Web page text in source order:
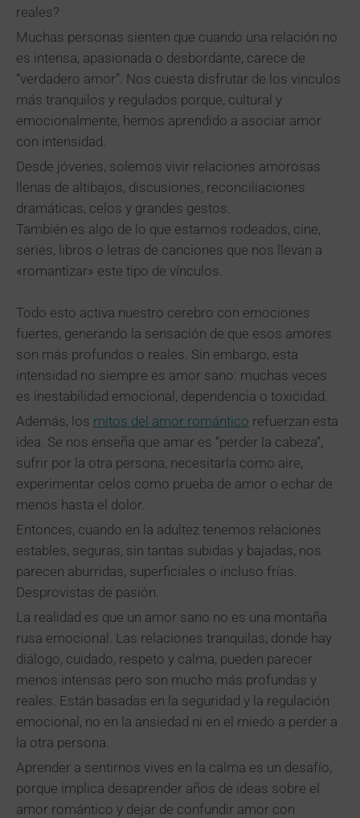
reales?
Muchas personas sienten que cuando una relación no
es intensa, apasionada o desbordante, carece de
“verdadero amor”. Nos cuesta disfrutar de los vínculos
más tranquilos y regulados porque, cultural y
emocionalmente, hemos aprendido a asociar amor
con intensidad.
Desde jóvenes, solemos vivir relaciones amorosas
llenas de altibajos, discusiones, reconciliaciones
dramáticas, celos y grandes gestos.
También es algo de lo que estamos rodeados, cine,
series, libros o letras de canciones que nos llevan a
«romantizar» este tipo de vínculos.
Todo esto activa nuestro cerebro con emociones
fuertes, generando la sensación de que esos amores
son más profundos o reales. Sin embargo, esta
intensidad no siempre es amor sano: muchas veces
es inestabilidad emocional, dependencia o toxicidad.
Además, los mitos del amor romántico refuerzan esta
idea. Se nos enseña que amar es “perder la cabeza”,
sufrir por la otra persona, necesitarla como aire,
experimentar celos como prueba de amor o echar de
menos hasta el dolor.
Entonces, cuando en la adultez tenemos relaciones
estables, seguras, sin tantas subidas y bajadas, nos
parecen aburridas, superficiales o incluso frías.
Desprovistas de pasión.
La realidad es que un amor sano no es una montaña
rusa emocional. Las relaciones tranquilas, donde hay
diálogo, cuidado, respeto y calma, pueden parecer
menos intensas pero son mucho más profundas y
reales. Están basadas en la seguridad y la regulación
emocional, no en la ansiedad ni en el miedo a perder a
la otra persona.
Aprender a sentirnos vives en la calma es un desafío,
porque implica desaprender años de ideas sobre el
amor romántico y dejar de confundir amor con